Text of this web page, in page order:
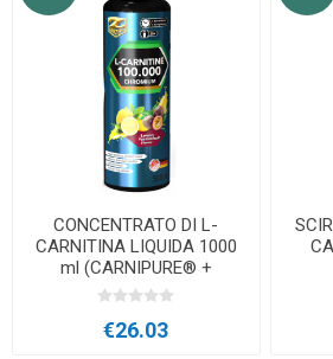
CONCENTRATO DI L-
CARNITINA LIQUIDA 1000
ml (CARNIPURE® +
CROMO)
€26.03